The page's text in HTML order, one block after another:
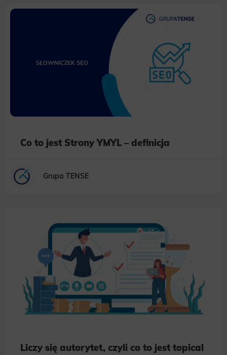
Co to jest Strony YMYL – definicja
Grupa TENSE
Liczy się autorytet, czyli co to jest topical